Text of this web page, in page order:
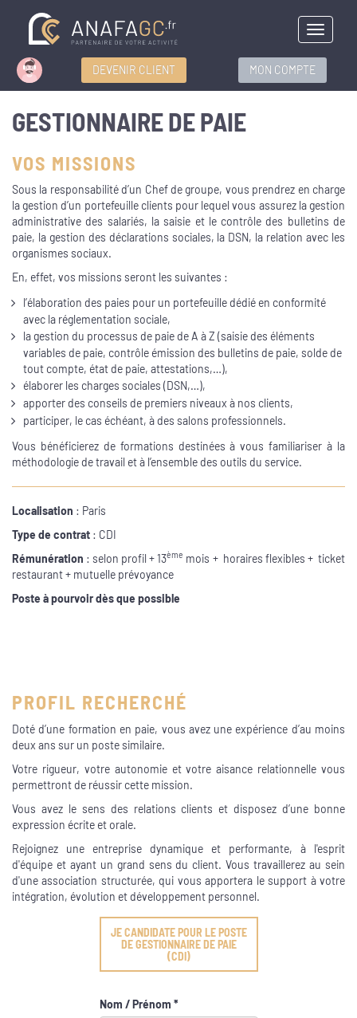
Menu
DEVENIR CLIENT MON COMPTE
GESTIONNAIRE DE PAIE
VOS MISSIONS
Sous la responsabilité d’un Chef de groupe, vous prendrez en charge
la gestion d’un portefeuille clients pour lequel vous assurez la gestion
administrative des salariés, la saisie et le contrôle des bulletins de
paie, la gestion des déclarations sociales, la DSN, la relation avec les
organismes sociaux.
En, effet, vos missions seront les suivantes :
l’élaboration des paies pour un portefeuille dédié en conformité
avec la réglementation sociale,
la gestion du processus de paie de A à Z (saisie des éléments
variables de paie, contrôle émission des bulletins de paie, solde de
tout compte, état de paie, attestations,…),
élaborer les charges sociales (DSN,…),
apporter des conseils de premiers niveaux à nos clients,
participer, le cas échéant, à des salons professionnels.
Vous bénéficierez de formations destinées à vous familiariser à la
méthodologie de travail et à l’ensemble des outils du service.
Localisation : Paris
Type de contrat : CDI
Rémunération : selon profil + 13ème mois + horaires flexibles + ticket
restaurant + mutuelle prévoyance
Poste à pourvoir dès que possible
PROFIL RECHERCHÉ
Doté d’une formation en paie, vous avez une expérience d’au moins
deux ans sur un poste similaire.
Votre rigueur, votre autonomie et votre aisance relationnelle vous
permettront de réussir cette mission.
Vous avez le sens des relations clients et disposez d’une bonne
expression écrite et orale.
Rejoignez une entreprise dynamique et performante, à l'esprit
d'équipe et ayant un grand sens du client. Vous travaillerez au sein
d'une association structurée, qui vous apportera le support à votre
intégration, évolution et développement personnel.
JE CANDIDATE POUR LE POSTE
DE GESTIONNAIRE DE PAIE
(CDI)
Nom / Prénom *